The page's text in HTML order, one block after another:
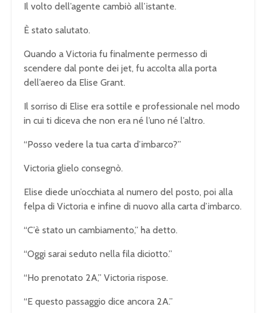
Il volto dell’agente cambiò all’istante.
È stato salutato.
Quando a Victoria fu finalmente permesso di
scendere dal ponte dei jet, fu accolta alla porta
dell’aereo da Elise Grant.
Il sorriso di Elise era sottile e professionale nel modo
in cui ti diceva che non era né l’uno né l’altro.
“Posso vedere la tua carta d’imbarco?”
Victoria glielo consegnò.
Elise diede un’occhiata al numero del posto, poi alla
felpa di Victoria e infine di nuovo alla carta d’imbarco.
“C’è stato un cambiamento,” ha detto.
“Oggi sarai seduto nella fila diciotto.”
“Ho prenotato 2A,” Victoria rispose.
“E questo passaggio dice ancora 2A.”